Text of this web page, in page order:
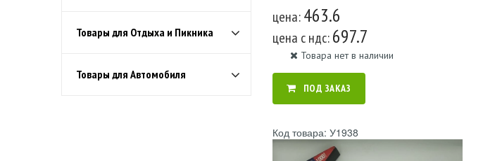
Товары для Отдыха и Пикника
Товары для Автомобиля
цена:463.6
цена c ндс:697.7
Товара нет в наличии
ПОД ЗАКАЗ
Код товара: У1938